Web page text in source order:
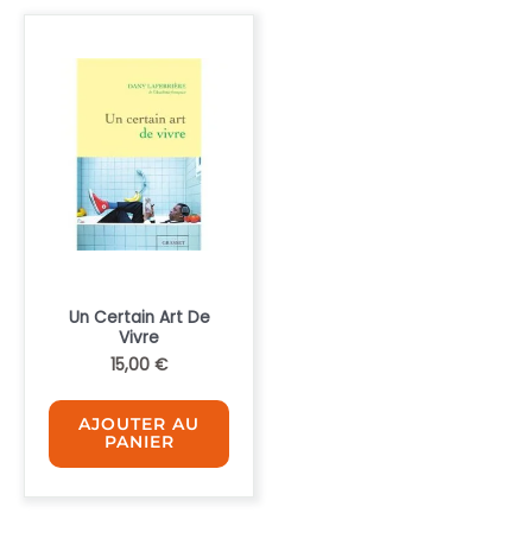
Un Certain Art De
Vivre
15,00 €
AJOUTER AU
PANIER